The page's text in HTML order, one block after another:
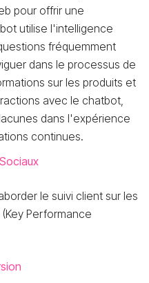
pour offrir une
utilise l'intelligence
fréquemment
dans le processus de
sur les produits et
avec le chatbot,
dans l'expérience
continues.
le suivi client sur les
Performance